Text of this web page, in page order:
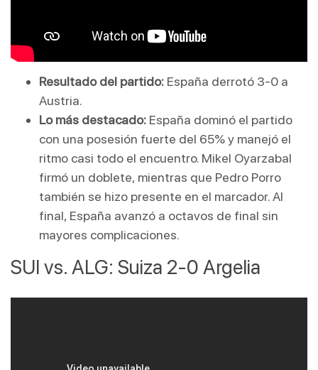
Resultado del partido: España derrotó 3-0 a
Austria.
Lo más destacado: España dominó el partido
con una posesión fuerte del 65% y manejó el
ritmo casi todo el encuentro. Mikel Oyarzabal
firmó un doblete, mientras que Pedro Porro
también se hizo presente en el marcador. Al
final, España avanzó a octavos de final sin
mayores complicaciones.
SUI vs. ALG: Suiza 2-0 Argelia